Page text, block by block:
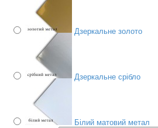
Дзеркальне золото
Дзеркальне срібло
Білий матовий метал